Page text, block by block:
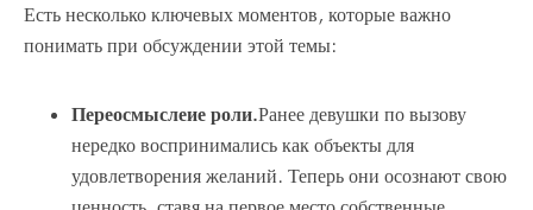
Есть несколько ключевых моментов, которые важно
понимать при обсуждении этой темы:
Переосмыслеие роли.Ранее девушки по вызову
нередко воспринимались как объекты для
удовлетворения желаний. Теперь они осознают свою